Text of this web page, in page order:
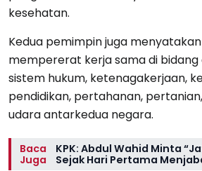
kesehatan.
Kedua pemimpin juga
mempererat kerja sama di bidang
sistem hukum, ketenagakerjaan,
pendidikan, pertahanan,
udara antarkedua negara.
Baca
Juga
KPK: Abdul Wahid Minta
Sejak Hari Pertama